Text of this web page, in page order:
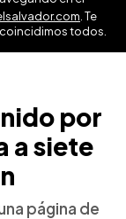
. Te
todos.
por
a siete
página de